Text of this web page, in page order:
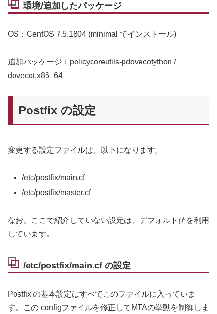
環境/追加したパッケージ
OS：CentOS 7.5.1804 (minimal でインストール)
追加パッケージ：policycoreutils-pdovecotython /
dovecot.x86_64
Postfix の設定
変更する設定ファイルは、以下になります。
/etc/postfix/main.cf
/etc/postfix/master.cf
なお、ここで紹介していない設定は、デフォルト値を利用
しています。
/etc/postfix/main.cf の設定
Postfix の基本設定はすべてこのファイルに入っていま
す。この configファイルを修正してMTAの挙動を制御しま